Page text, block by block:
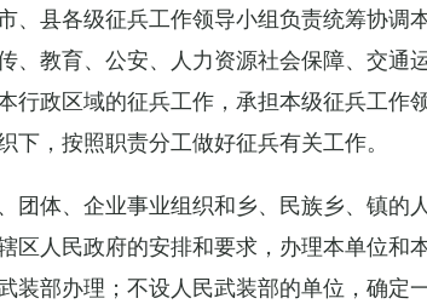
、县各级征兵工作领导小组负责统筹协调
、教育、公安、人力资源社会保障、交
行政区域的征兵工作，承担本级征兵工
下，按照职责分工做好征兵有关工作。
团体、企业事业组织和乡、民族乡、镇的
区人民政府的安排和要求，办理本单位
装部办理；不设人民武装部的单位，确定